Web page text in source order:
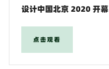
设计中国北京 2020 开幕
点击观看